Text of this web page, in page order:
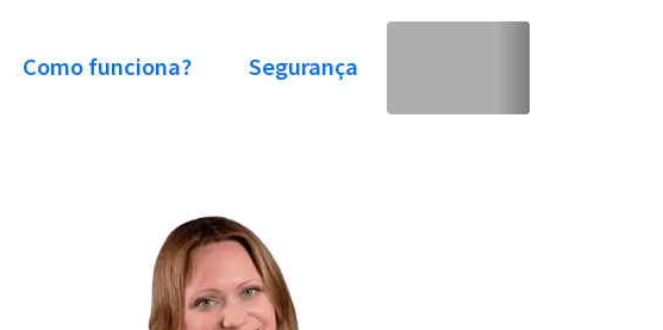
Como funciona? Segurança